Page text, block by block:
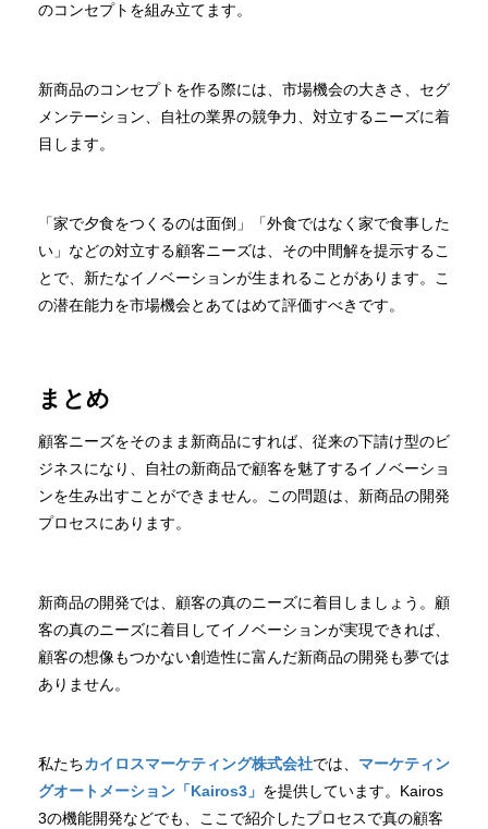
のコンセプトを組み立てます。
新商品のコンセプトを作る際には、市場機会の大きさ、セグ
メンテーション、自社の業界の競争力、対立するニーズに着
目します。
「家で夕食をつくるのは面倒」「外食ではなく家で食事した
い」などの対立する顧客ニーズは、その中間解を提示するこ
とで、新たなイノベーションが生まれることがあります。こ
の潜在能力を市場機会とあてはめて評価すべきです。
まとめ
顧客ニーズをそのまま新商品にすれば、従来の下請け型のビ
ジネスになり、自社の新商品で顧客を魅了するイノベーショ
ンを生み出すことができません。この問題は、新商品の開発
プロセスにあります。
新商品の開発では、顧客の真のニーズに着目しましょう。顧
客の真のニーズに着目してイノベーションが実現できれば、
顧客の想像もつかない創造性に富んだ新商品の開発も夢では
ありません。
私たちカイロスマーケティング株式会社では、 マーケティン
グオートメーション「Kairos3」 を提供しています。Kairos
3の機能開発などでも、ここで紹介したプロセスで真の顧客